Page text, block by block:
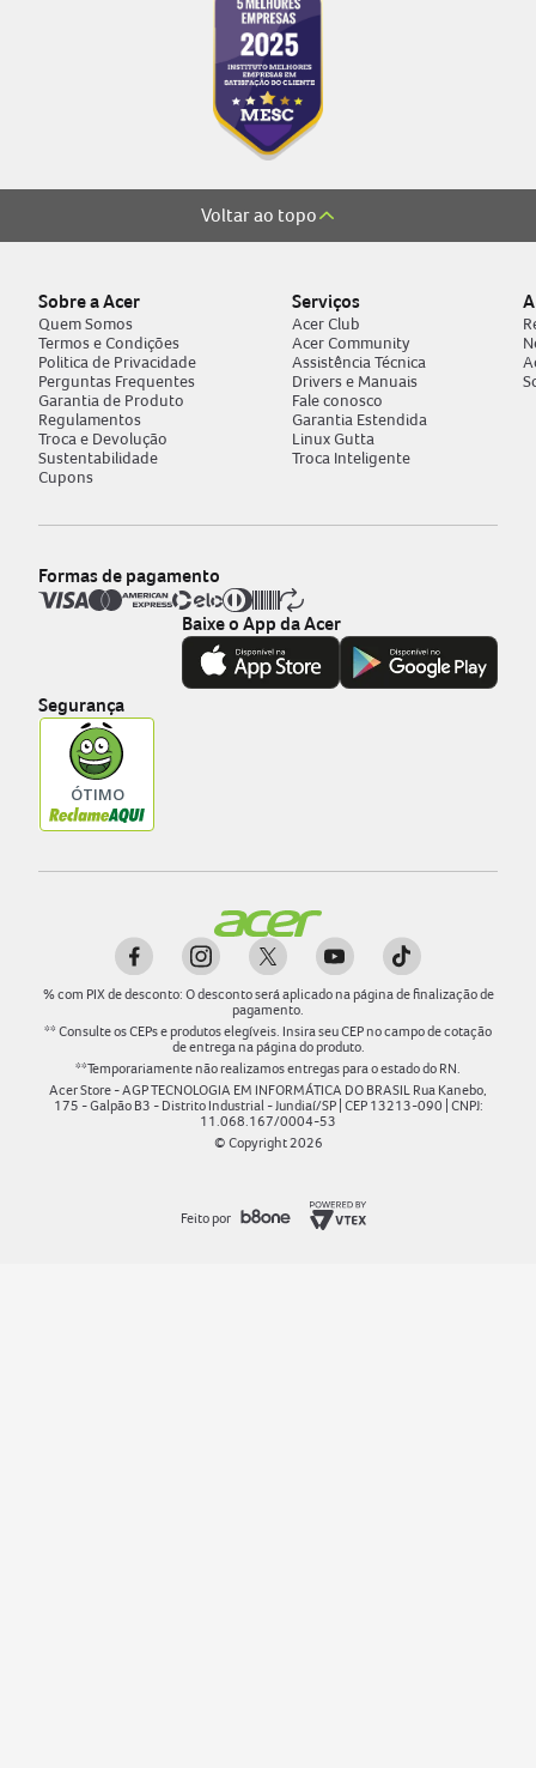
Voltar ao topo
Sobre a Acer
Quem Somos
Termos e Condições
Politica de Privacidade
Perguntas Frequentes
Garantia de Produto
Regulamentos
Troca e Devolução
Sustentabilidade
Cupons
Serviços
Acer Club
Acer Community
Assistência Técnica
Drivers e Manuais
Fale conosco
Garantia Estendida
Linux Gutta
Troca Inteligente
Formas de pagamento
Baixe o App da Acer
Segurança
%com PIX de desconto: O desconto será aplicado na página de finalização de
pagamento.
** Consulte os CEPs e produtos elegíveis. Insira seu CEP no campo de cotação
de entrega na página do produto.
**Temporariamente não realizamos entregas para o estado do RN.
Acer Store - AGP TECNOLOGIA EM INFORMÁTICA DO BRASIL Rua Kanebo,
175 - Galpão B3 - Distrito Industrial - Jundiaí/SP | CEP 13213-090 | CNPJ:
11.068.167/0004-53
© Copyright2026
Feito por